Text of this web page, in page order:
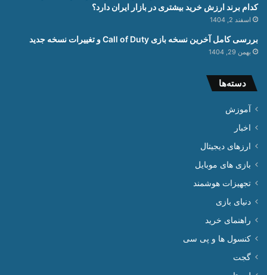
کدام برند ارزش خرید بیشتری در بازار ایران دارد؟
اسفند 2, 1404
بررسی کامل آخرین نسخه بازی Call of Duty و تغییرات نسخه جدید
بهمن 29, 1404
دسته‌ها
آموزش
اخبار
ارزهای دیجیتال
بازی های موبایل
تجهیزات هوشمند
دنیای بازی
راهنمای خرید
کنسول ها و پی سی
گجت